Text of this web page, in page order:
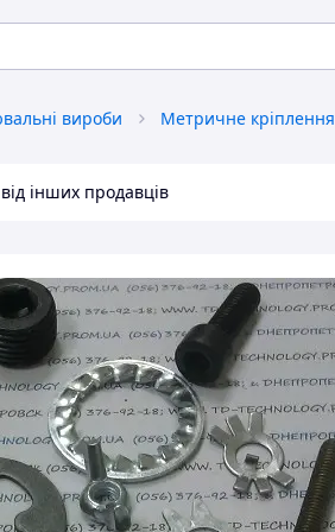
вироби Метричне кріплення
інших продавців